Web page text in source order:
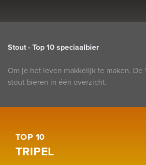
Stout - Top 10 speciaalbier
Om je het leven makkelijk te maken. De
stout bieren in één overzicht.
TOP 10
TRIPEL